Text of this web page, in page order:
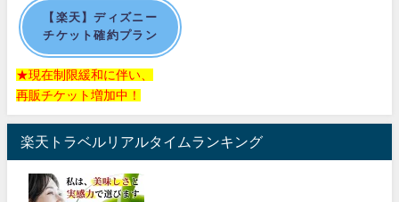
【楽天】ディズニー
チケット確約プラン
★現在制限緩和に伴い、
再販チケット増加中！
楽天トラベルリアルタイムランキング